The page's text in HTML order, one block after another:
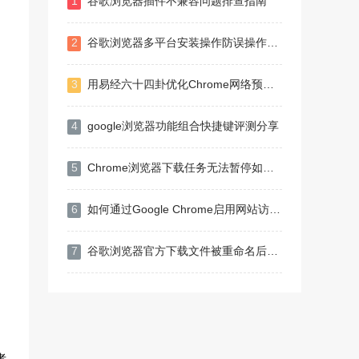
2 谷歌浏览器多平台安装操作防误操作技巧
3 用易经六十四卦优化Chrome网络预测算法
4 google浏览器功能组合快捷键评测分享
5 Chrome浏览器下载任务无法暂停如何手动终止
6 如何通过Google Chrome启用网站访问限制功能
7 谷歌浏览器官方下载文件被重命名后如何还原